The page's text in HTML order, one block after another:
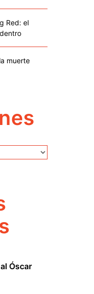
Red: el
muerte
Óscar